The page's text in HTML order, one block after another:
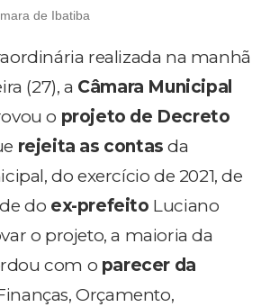
de Ibatiba
realizada na manhã
(27), a Câmara Municipal
o projeto de Decreto
rejeita as contas da
do exercício de 2021, de
do ex-prefeito Luciano
o projeto, a maioria da
com o parecer da
Orçamento,